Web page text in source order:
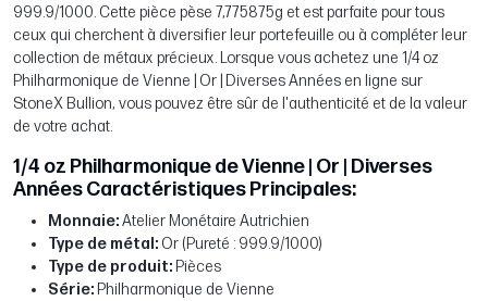
999.9/1000. Cette pièce pèse 7,775875g et est parfaite pour tous
ceux qui cherchent à diversifier leur portefeuille ou à compléter leur
collection de métaux précieux. Lorsque vous achetez une 1/4 oz
Philharmonique de Vienne | Or | Diverses Années en ligne sur
StoneX Bullion, vous pouvez être sûr de l'authenticité et de la valeur
de votre achat.
1/4 oz Philharmonique de Vienne | Or | Diverses
Années Caractéristiques Principales:
Monnaie:Atelier Monétaire Autrichien
Type de métal: Or (Pureté : 999.9/1000)
Type de produit: Pièces
Série: Philharmonique de Vienne